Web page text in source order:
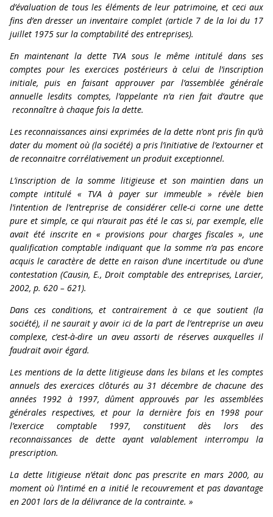
d’évaluation de tous les éléments de leur patrimoine, et ceci aux
fins d’en dresser un inventaire complet (article 7 de la loi du 17
juillet 1975 sur la comptabilité des entreprises).
En maintenant la dette TVA sous le même intitulé dans ses
comptes pour les exercices postérieurs à celui de l’inscription
initiale, puis en faisant approuver par l’assemblée générale
annuelle lesdits comptes, l’appelante n’a rien fait d’autre que
reconnaître à chaque fois la dette.
Les reconnaissances ainsi exprimées de la dette n’ont pris fin qu’à
dater du moment où (la société) a pris l’initiative de l’extourner et
de reconnaitre corrélativement un produit exceptionnel.
L’inscription de la somme litigieuse et son maintien dans un
compte intitulé « TVA à payer sur immeuble » révèle bien
l’intention de l’entreprise de considérer celle-ci corne une dette
pure et simple, ce qui n’aurait pas été le cas si, par exemple, elle
avait été inscrite en « provisions pour charges fiscales », une
qualification comptable indiquant que la somme n’a pas encore
acquis le caractère de dette en raison d’une incertitude ou d’une
contestation (Causin, E., Droit comptable des entreprises, Larcier,
2002, p. 620 – 621).
Dans ces conditions, et contrairement à ce que soutient (la
société), il ne saurait y avoir ici de la part de l’entreprise un aveu
complexe, c’est-à-dire un aveu assorti de réserves auxquelles il
faudrait avoir égard.
Les mentions de la dette litigieuse dans les bilans et les comptes
annuels des exercices clôturés au 31 décembre de chacune des
années 1992 à 1997, dûment approuvés par les assemblées
générales respectives, et pour la dernière fois en 1998 pour
l’exercice comptable 1997, constituent dès lors des
reconnaissances de dette ayant valablement interrompu la
prescription.
La dette litigieuse n’était donc pas prescrite en mars 2000, au
moment où l’intimé en a initié le recouvrement et pas davantage
en 2001 lors de la délivrance de la contrainte. »